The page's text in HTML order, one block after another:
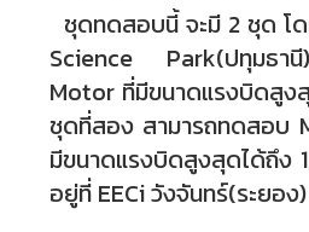
ชุดทดสอบนี้ จะมี 2 ชุด
Science Park(ปทุมธา
Motor ที่มีขนาดแรงบิดสูง
ชุดที่สอง สามารถทดสอบ
มีขนาดแรงบิดสูงสุดได้ถึง
อยู่ที่ EECi วังจันทร์(ระยอง)